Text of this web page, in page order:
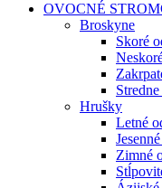
OVOCNÉ
Broskyne
Skoré
Hrušky
Letné
Zimné